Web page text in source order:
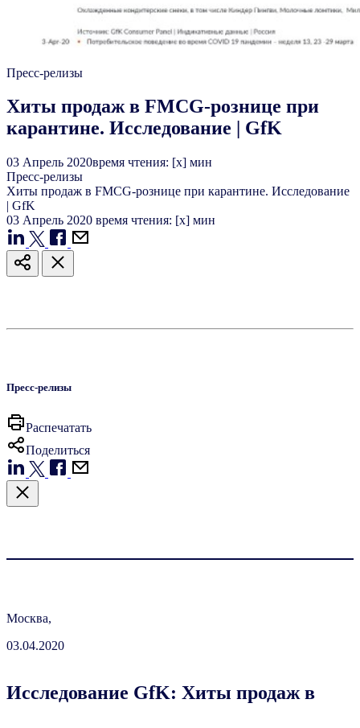
Пресс-релизы
Xиты продаж в FMCG-рознице при
карантине. Исследование | GfK
03 Апрель 2020время чтения: [x] мин
Пресс-релизы
Xиты продаж в FMCG-рознице при карантине. Исследование
| GfK
03 Апрель 2020 время чтения: [x] мин
Пресс-релизы
Распечатать
Поделиться
Москва,
03.04.2020
Исследование GfK: Хиты продаж в